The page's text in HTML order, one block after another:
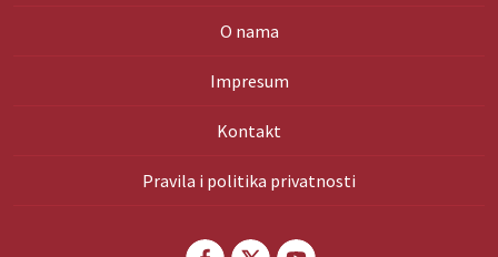
O nama
Impresum
Kontakt
Pravila i politika privatnosti